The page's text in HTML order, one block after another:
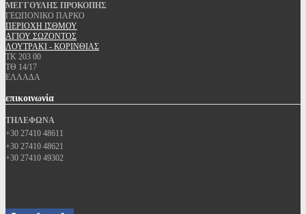
ΜΕΓΓΟΥΛΗΣ ΠΡΟΚΟΠΗΣ
ΓΕΩΠΟΝΙΚΟ ΠΑΡΚΟ
ΠΕΡΙΟΧΗ ΙΣΘΜΟΥ
ΑΓΙΟΥ ΣΩΖΟΝΤΟΣ
ΛΟΥΤΡΑΚΙ - ΚΟΡΙΝΘΙΑΣ
ΤΚ 203 00
ΤΘ 14/17
ΕΛΛΑΔΑ
επικοινωνία
ΤΗΛΕΦΩΝΑ
+30 27410 48611
+30 27410 48621
+30 27410 49302